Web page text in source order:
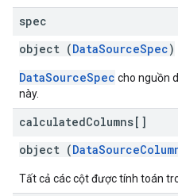
spec
object (DataSourceSpec)
DataSourceSpec cho nguồn
này.
calculatedColumns[]
object (
Tất cả các cột được tính toán